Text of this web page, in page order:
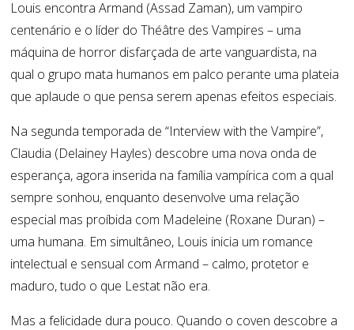
Louis encontra Armand (Assad Zaman), um vampiro
centenário e o líder do Théâtre des Vampires – uma
máquina de horror disfarçada de arte vanguardista, na
qual o grupo mata humanos em palco perante uma plateia
que aplaude o que pensa serem apenas efeitos especiais.
Na segunda temporada de “Interview with the Vampire”,
Claudia (Delainey Hayles) descobre uma nova onda de
esperança, agora inserida na família vampírica com a qual
sempre sonhou, enquanto desenvolve uma relação
especial mas proíbida com Madeleine (Roxane Duran) –
uma humana. Em simultâneo, Louis inicia um romance
intelectual e sensual com Armand – calmo, protetor e
maduro, tudo o que Lestat não era.
Mas a felicidade dura pouco. Quando o coven descobre a